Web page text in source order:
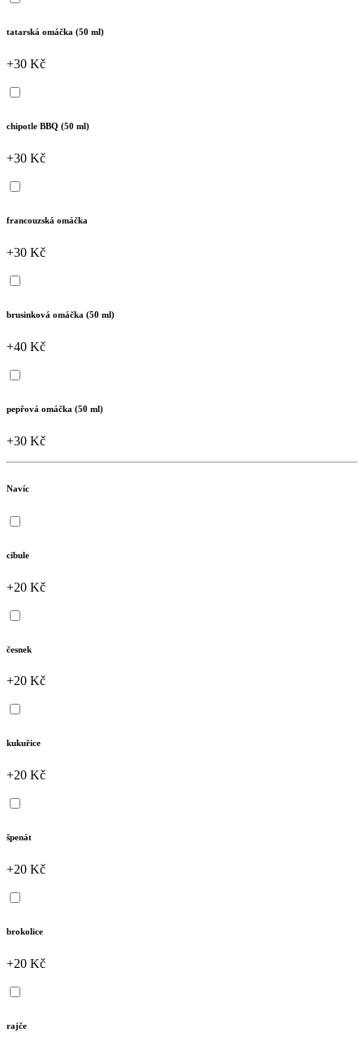
tatarská omáčka (50 ml)
+30 Kč
chipotle BBQ (50 ml)
+30 Kč
francouzská omáčka
+30 Kč
brusinková omáčka (50 ml)
+40 Kč
pepřová omáčka (50 ml)
+30 Kč
Navíc
cibule
+20 Kč
česnek
+20 Kč
kukuřice
+20 Kč
špenát
+20 Kč
brokolice
+20 Kč
rajče